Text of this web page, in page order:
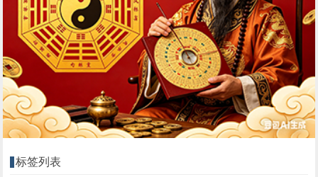
标签列表